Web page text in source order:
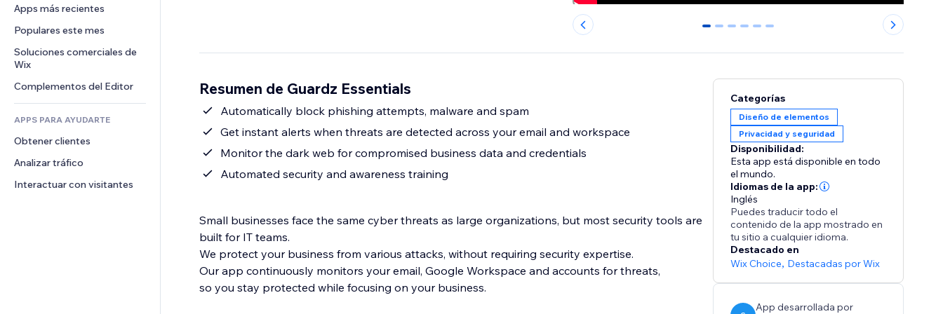
Almacenamiento de mercancía
Crowdfunding
Alimentos y bebidas
PDF
Compartir archivos
Noticias
Servicios de contenido
Efectos de texto
Efectos de imágenes
Botones y menús
Banners e insignias
Calculadoras
Buscar
Chat
Comentarios
Teléfono
Comunidad
Reseñas y testimonios
Apps más recientes
Populares este mes
Soluciones comerciales de
Wix
Complementos del Editor
APPS PARA AYUDARTE
Obtener clientes
Analizar tráfico
Interactuar con visitantes
0 1 2 3 4 5
Resumen de Guardz Essentials
Automatically block phishing attempts, malware and spam
Get instant alerts when threats are detected across your email and workspace
Monitor the dark web for compromised business data and credentials
Automated security and awareness training
Small businesses face the same cyber threats as large organizations, but most security tools are
built for IT teams.
We protect your business from various attacks, without requiring security expertise.
Our app continuously monitors your email, Google Workspace and accounts for threats,
so you stay protected while focusing on your business.
Categorías
Diseño de elementos
Privacidad y seguridad
Disponibilidad:
Esta app está disponible en todo
el mundo.
Idiomas de la app:
Inglés
Puedes traducir todo el
contenido de la app mostrado en
tu sitio a cualquier idioma.
Destacado en
Wix Choice, Destacadas por Wix
App desarrollada por